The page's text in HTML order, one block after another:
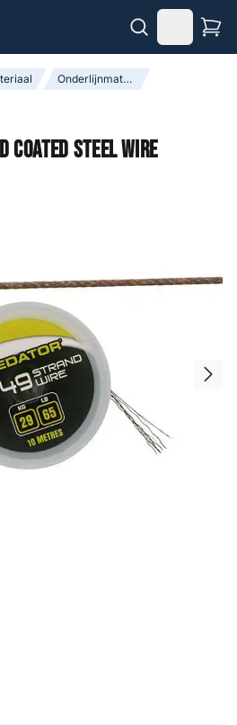
Onderlijnmateriaal & Toebehoren
Coated Steel Wire